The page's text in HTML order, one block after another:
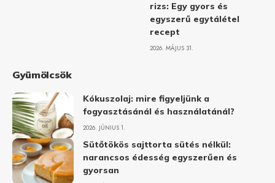
rizs: Egy gyors és
egyszerű egytálétel
recept
2026. MÁJUS 31.
Gyümölcsök
Kókuszolaj: mire figyeljünk a
fogyasztásánál és használatánál?
2026. JÚNIUS 1.
Sütőtökös sajttorta sütés nélkül:
narancsos édesség egyszerűen és
gyorsan